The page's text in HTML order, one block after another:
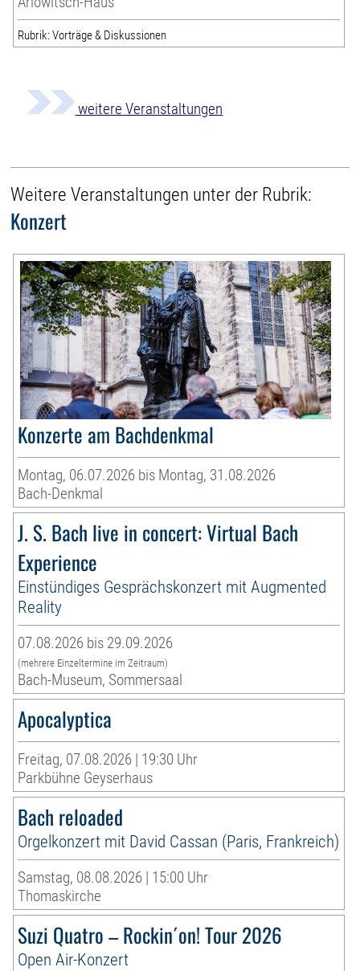
Rubrik: Vorträge & Diskussionen
weitere Veranstaltungen
Weitere Veranstaltungen unter der Rubrik:
Konzert
Konzerte am Bachdenkmal
Montag, 06.07.2026 bis Montag, 31.08.2026
Bach-Denkmal
J. S. Bach live in concert: Virtual Bach
Experience
Einstündiges Gesprächskonzert mit Augmented
Reality
07.08.2026 bis 29.09.2026
(mehrere Einzeltermine im Zeitraum)
Bach-Museum, Sommersaal
Apocalyptica
Freitag, 07.08.2026 | 19:30 Uhr
Parkbühne Geyserhaus
Bach reloaded
Orgelkonzert mit David Cassan (Paris, Frankreich)
Samstag, 08.08.2026 | 15:00 Uhr
Thomaskirche
Suzi Quatro – Rockin´on! Tour 2026
Open Air-Konzert